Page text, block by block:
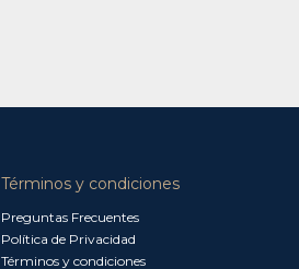
Términos y condiciones
Preguntas Frecuentes
Política de Privacidad
Términos y condiciones